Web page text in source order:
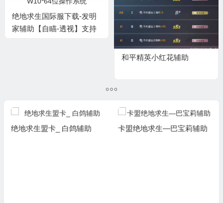
绝地求生国际服下载-发明
家辅助【自瞄-透视】支持
和平精英小红花辅助
绝地求生盟卡_ 白鸽辅助 卡盟绝地求生—巴宝莉辅助